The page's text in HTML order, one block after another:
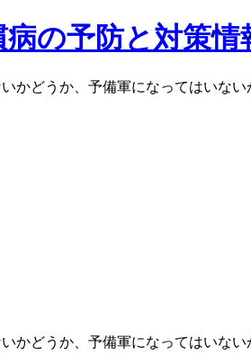
の予防と対策情
かどうか、予備軍になってはいな
どうか、予備軍になってはいな